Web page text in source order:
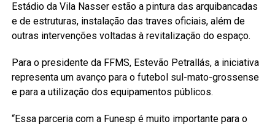
Estádio da Vila Nasser estão a pintura das arquibancadas
e de estruturas, instalação das traves oficiais, além de
outras intervenções voltadas à revitalização do espaço.
Para o presidente da FFMS, Estevão Petrallás, a iniciativa
representa um avanço para o futebol sul-mato-grossense
e para a utilização dos equipamentos públicos.
“Essa parceria com a Funesp é muito importante para o